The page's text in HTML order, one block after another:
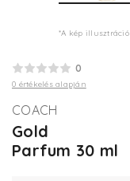
*A kép illusztráció
0
0 értékelés alapján
COACH
Gold
Parfum 30 ml